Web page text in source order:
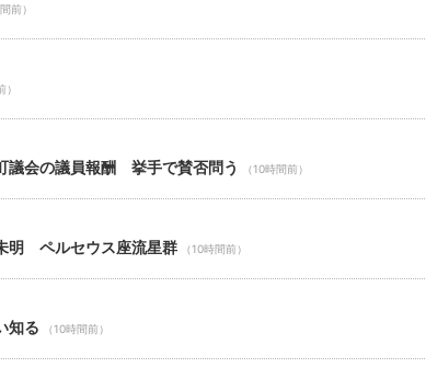
前）
）
議会の議員報酬 挙手で賛否問う （10時間前）
明 ペルセウス座流星群 （10時間前）
知る （10時間前）